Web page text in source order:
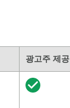
광고주 제공